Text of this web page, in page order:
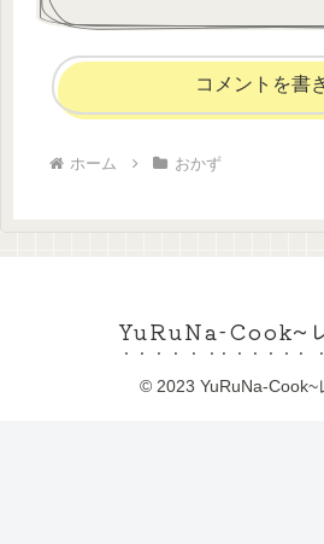
コメントを書
ホーム おかず
YuRuNa-Cook~
© 2023 YuRuNa-Cook~